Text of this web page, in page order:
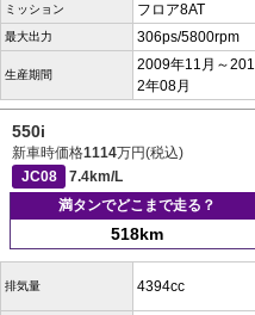
ミッション フロア8AT
最大出力 306ps/5800rpm
生産期間
2009年11月～201
2年08月
550i
新車時価格1114万円(税込)
JC08
7.4km/L
満タンでどこまで走る？
518km
排気量 4394cc